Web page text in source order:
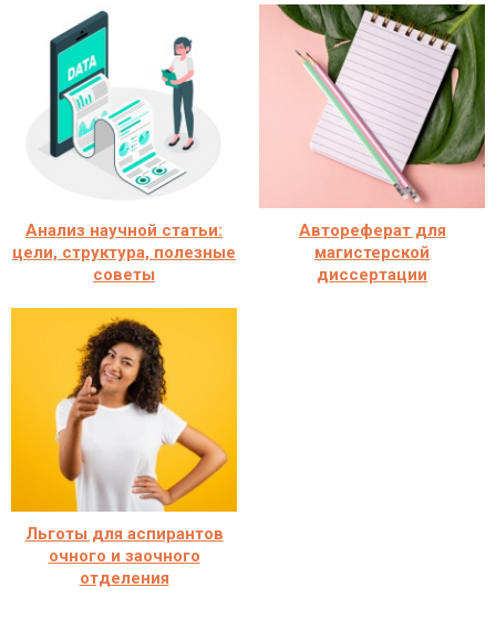
Анализ научной статьи:
цели, структура, полезные
советы
Автореферат для
магистерской
диссертации
Льготы для аспирантов
очного и заочного
отделения